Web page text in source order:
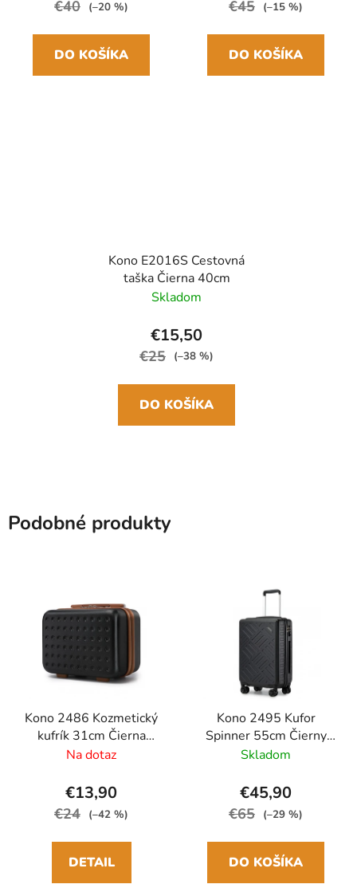
€40 (–20 %)
DO KOŠÍKA
€45 (–15 %)
DO KOŠÍKA
Kono E2016S Cestovná
taška Čierna 40cm
Skladom
€15,50
€25 (–38 %)
DO KOŠÍKA
Podobné produkty
Kono 2486 Kozmetický
kufrík 31cm Čierna
ABS/Polykarbonát
Na dotaz
€13,90
€24 (–42 %)
DETAIL
Kono 2495 Kufor
Spinner 55cm Čierny
ABS/Polykarbonát
Skladom
€45,90
€65 (–29 %)
DO KOŠÍKA